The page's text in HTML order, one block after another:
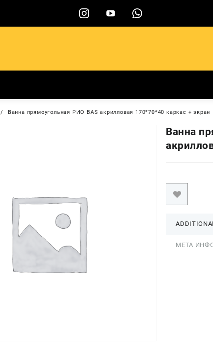
Ванна прямоугольная РИО BAS акрилловая 170*70*40 каркас + экран
Ванна
МЕТА